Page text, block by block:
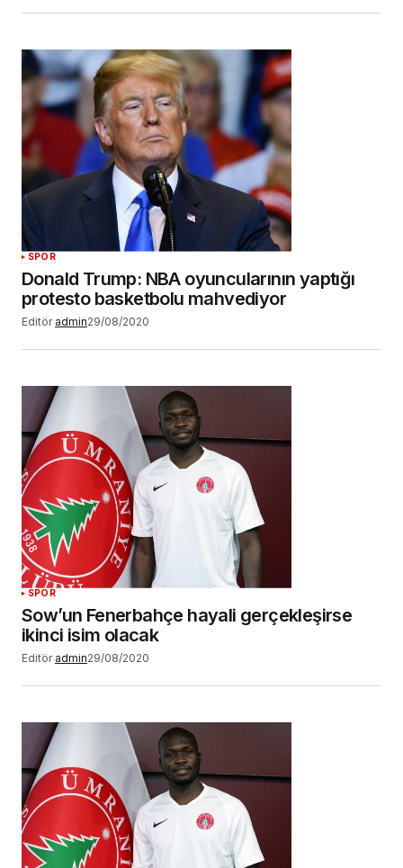
SPOR
Donald Trump: NBA oyuncularının yaptığı
protesto basketbolu mahvediyor
Editör admin29/08/2020
SPOR
Sow’un Fenerbahçe hayali gerçekleşirse
ikinci isim olacak
Editör admin29/08/2020